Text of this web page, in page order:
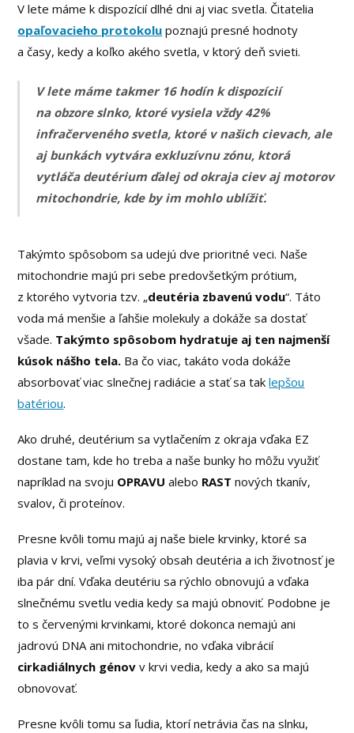
V lete máme k dispozícií dlhé dni aj viac svetla. Čitatelia
opaľovacieho protokolu poznajú presné hodnoty
a časy, kedy a koľko akého svetla, v ktorý deň svieti.
V lete máme takmer 16 hodín k dispozícií
na obzore slnko, ktoré vysiela vždy 42%
infračerveného svetla, ktoré v našich cievach, ale
aj bunkách vytvára exkluzívnu zónu, ktorá
vytláča deutérium ďalej od okraja ciev aj motorov
mitochondrie, kde by im mohlo ublížiť.
Takýmto spôsobom sa udejú dve prioritné veci. Naše
mitochondrie majú pri sebe predovšetkým prótium,
z ktorého vytvoria tzv. „deutéria zbavenú vodu“. Táto
voda má menšie a ľahšie molekuly a dokáže sa dostať
všade. Takýmto spôsobom hydratuje aj ten najmenší
kúsok nášho tela. Ba čo viac, takáto voda dokáže
absorbovať viac slnečnej radiácie a stať sa taklepšou
batériou.
Ako druhé, deutérium sa vytlačením z okraja vďaka EZ
dostane tam, kde ho treba a naše bunky ho môžu využiť
napríklad na svoju OPRAVU alebo RAST nových tkanív,
svalov, či proteínov.
Presne kvôli tomu majú aj naše biele krvinky, ktoré sa
plavia v krvi, veľmi vysoký obsah deutéria a ich životnosť je
iba pár dní. Vďaka deutériu sa rýchlo obnovujú a vďaka
slnečnému svetlu vedia kedy sa majú obnoviť. Podobne je
to s červenými krvinkami, ktoré dokonca nemajú ani
jadrovú DNA ani mitochondrie, no vďaka vibrácií
cirkadiálnych génov v krvi vedia, kedy a ako sa majú
obnovovať.
Presne kvôli tomu sa ľudia, ktorí netrávia čas na slnku,